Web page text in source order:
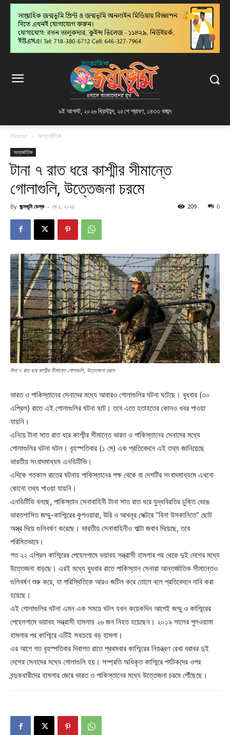
৯ই আগস্ট, ২০২৬ খ্রিস্টাব্দ, ২৫শে শ্রাবণ, ১৪৩৩ বঙ্গাব্দ
Home আন্তর্জাতিক
আন্তর্জাতিক
টানা ৭ রাত ধরে কাশ্মীর সীমান্তে
গোলাগুলি, উত্তেজনা চরমে
By জন্মভূমি ডেস্ক - মে ১, ২০২৫ 0
209
টানা ৭ রাত ধরে কাশ্মীর সীমান্তে গোলাগুলি, উত্তেজনা চরমে
ভারত ও পাকিস্তানের সেনাদের মধ্যে আবারও গোলাগুলির ঘটনা ঘটেছে। বুধবার (৩০
এপ্রিল) রাতে এই গোলাগুলির ঘটনা ঘটে। তবে এতে হতাহতের কোনও খবর পাওয়া
যায়নি।
এনিয়ে টানা সাত রাত ধরে কাশ্মীর সীমান্তে ভারত ও পাকিস্তানের সেনাদের মধ্যে
গোলাগুলির ঘটনা ঘটল। বৃহস্পতিবার (১ মে) এক প্রতিবেদনে এই তথ্য জানিয়েছে
ভারতীয় সংবাদমাধ্যম এনডিটিভি।
এদিকে গতকাল রাতের ঘটনায় পাকিস্তানের পক্ষ থেকে বা দেশটির সংবাদমাধ্যমে এখনো
কোনো তথ্য পাওয়া যায়নি।
এনডিটিভি বলছে, পাকিস্তান সেনাবাহিনী টানা সাত রাত ধরে যুদ্ধবিরতির চুক্তি ভেঙে
ভারতশাসিত জম্মু-কাশ্মিরের কুপওয়ারা, উরি ও আখনূর সেক্টরে “বিনা উসকানিতে” ছোট
অস্ত্র দিয়ে গুলিবর্ষণ করেছে। ভারতীয় সেনাবাহিনীও পাল্টা জবাব দিয়েছে, তবে
পরিমিতভাবে।
গত ২২ এপ্রিল কাশ্মিরের পেহেলগামে ভয়াবহ সন্ত্রাসী হামলার পর থেকে দুই দেশের মধ্যে
উত্তেজনা বাড়ছে। এরই মধ্যে বুধবার রাতে পাকিস্তান সেনারা আন্তর্জাতিক সীমান্তেও
গুলিবর্ষণ শুরু করে, যা পরিস্থিতিকে আরও জটিল করে তোলে বলে প্রতিবেদনে দাবি করা
হয়েছে।
এই গোলাগুলির ঘটনা এমন এক সময়ে ঘটল যখন কয়েকদিন আগেই জম্মু ও কাশ্মিরের
পেহেলগামে ভয়াবহ সন্ত্রাসী হামলায় ২৬ জন নিহত হয়েছেন। ২০১৯ সালের পুলওয়ামা
হামলার পর কাশ্মিরে এটিই সবচেয়ে বড় হামলা।
এর আগে গত বৃহস্পতিবার দিবাগত রাতে প্রথমবার কাশ্মিরের নিয়ন্ত্রণ রেখা বরাবর দুই
দেশের সেনাদের মধ্যে গোলাগুলি হয়। সম্প্রতি অধিকৃত কাশ্মিরে পর্যটকদের ওপর
বন্দুকধারীদের হামলার জেরে ভারত ও পাকিস্তানের মধ্যে উত্তেজনা চরমে পৌঁছেছে।